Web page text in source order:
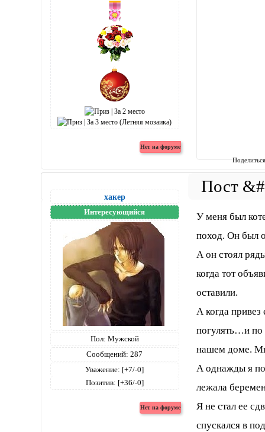
хакер
Интересующийся
Пол: Мужской
Сообщений: 287
Уважение: [+7/-0]
Позитив: [+36/-0]
У меня был
поход. Он был
А он стоял
когда тот
оставили.
А когда
погулять…и по
нашем доме.
А однажды я
лежала
Я не стал ее
спускался в